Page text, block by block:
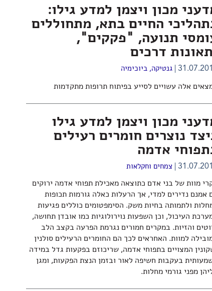
מכון ויצמן למדע גילו:
החיים בתא, מתחוללים
תנועה, "פקקים",
דרכים
גנטיקה,ביוכימיה
אלה עשויים לסייע בפיתוח תרופות מתקדמות
מכון ויצמן למדע גילו
נוצרים חומרים רעילים
אדמה
צמחים וחקלאות
מוות של בני אדם כתוצאה מאכילת תפוחי אדמה ירוקים
אמנם נדירים למדי, אך הרעלות כאלה גורמות תכופות
ולתמותה בחיות משק. הסימפטומים כוללים פגיעות
העיכול, וכן השפעות נוירולוגיות כמו אובדן תחושה,
והזיות. במקרים חמורים נגרמת הפרעה בקצב הלב
למוות. האחראים לכך הם החומרים הרעילים סולנין
המצויים בתפוחי אדמה, שריכוזם בפקעות גדל במידה
בעקבות חשיפה לאור ובזמן הנצת הפקעות, ומגן
מפני גורמי מחלות.